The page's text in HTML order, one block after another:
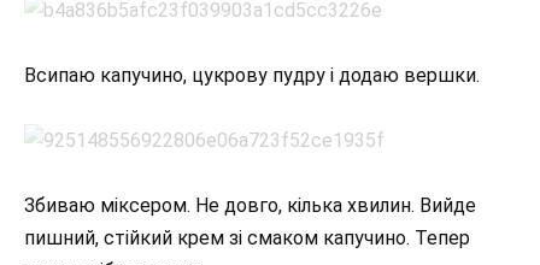
Всипаю капучино, цукрову пудру і додаю вершки.
Збиваю міксером. Не довго, кілька хвилин. Вийде
пишний, стійкий крем зі смаком капучино. Тепер